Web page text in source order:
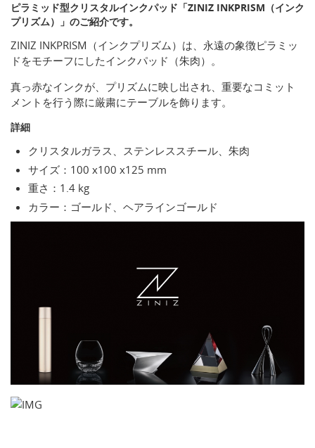
ピラミッド型クリスタルインクパッド「ZINIZ INKPRISM（インク
プリズム）」のご紹介です。
ZINIZ INKPRISM（インクプリズム）は、永遠の象徴ピラミッ
ドをモチーフにしたインクパッド（朱肉）。
真っ赤なインクが、プリズムに映し出され、重要なコミット
メントを行う際に厳粛にテーブルを飾ります。
詳細
クリスタルガラス、ステンレススチール、朱肉
サイズ：100 x100 x125 mm
重さ：1.4 kg
カラー：ゴールド、ヘアラインゴールド